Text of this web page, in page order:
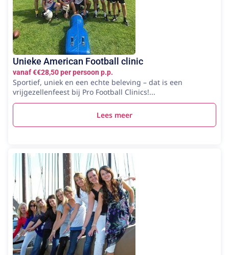
Unieke American Football clinic
vanaf €€28,50 per persoon p.p.
Sportief, uniek en een echte beleving – dat is een
vrijgezellenfeest bij Pro Football Clinics!...
Lees meer